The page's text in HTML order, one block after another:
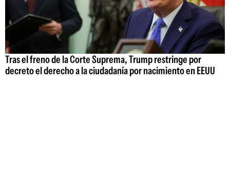
Tras el freno de la Corte Suprema, Trump restringe por
decreto el derecho a la ciudadanía por nacimiento en EEUU